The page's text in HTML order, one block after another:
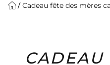
Solaire Homme
Cadeau fête des mères
CADEAU